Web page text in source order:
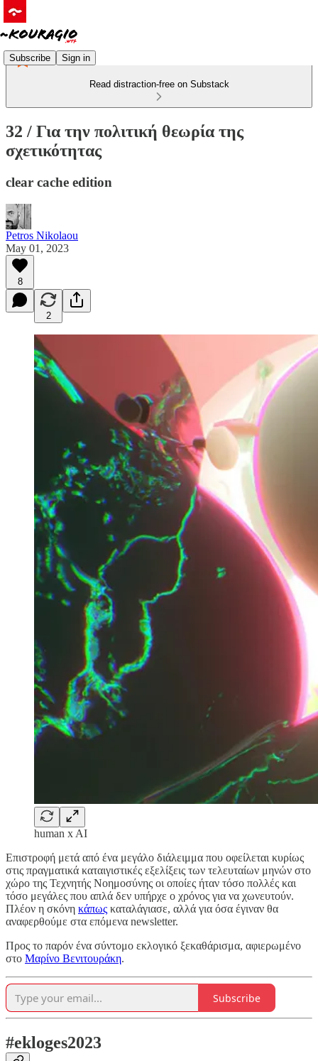
Subscribe Sign in
Read distraction-free on Substack
32 / Για την πολιτική θεωρία της
σχετικότητας
clear cache edition
Petros Nikolaou
May 01, 2023
8
2
human x AI
Επιστροφή μετά από ένα μεγάλο διάλειμμα που οφείλεται κυρίως
στις πραγματικά καταιγιστικές εξελίξεις των τελευταίων μηνών στο
χώρο της Τεχνητής Νοημοσύνης οι οποίες ήταν τόσο πολλές και
τόσο μεγάλες που απλά δεν υπήρχε ο χρόνος για να χωνευτούν.
Πλέον η σκόνη κάπως καταλάγιασε, αλλά για όσα έγιναν θα
αναφερθούμε στα επόμενα newsletter.
Προς το παρόν ένα σύντομο εκλογικό ξεκαθάρισμα, αφιερωμένο
στο Μαρίνο Βενιτουράκη.
Subscribe
#ekloges2023